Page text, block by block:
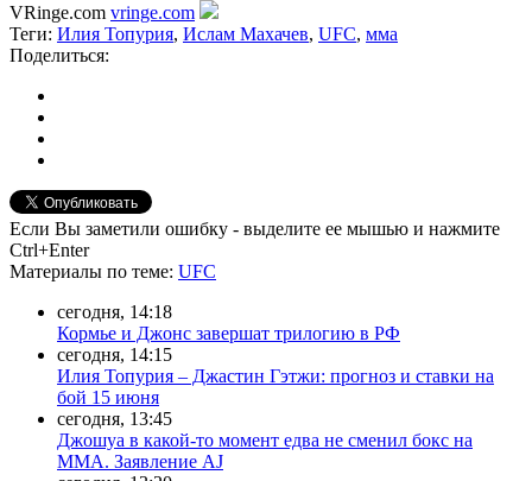
VRinge.com vringe.com
Теги: Илия Топурия, Ислам Махачев, UFC, мма
Поделиться:
Если Вы заметили ошибку - выделите ее мышью и нажмите
Ctrl+Enter
Материалы по теме: UFC
сегодня, 14:18
Кормье и Джонс завершат трилогию в РФ
сегодня, 14:15
Илия Топурия – Джастин Гэтжи: прогноз и ставки на
бой 15 июня
сегодня, 13:45
Джошуа в какой-то момент едва не сменил бокс на
ММА. Заявление AJ